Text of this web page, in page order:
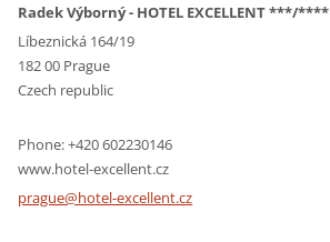
Radek Výborný - HOTEL EXCELLENT ***/****
Líbeznická 164/19
182 00 Prague
Czech republic
Phone: +420 602230146
www.hotel-excellent.cz
prague@hotel-excellent.cz